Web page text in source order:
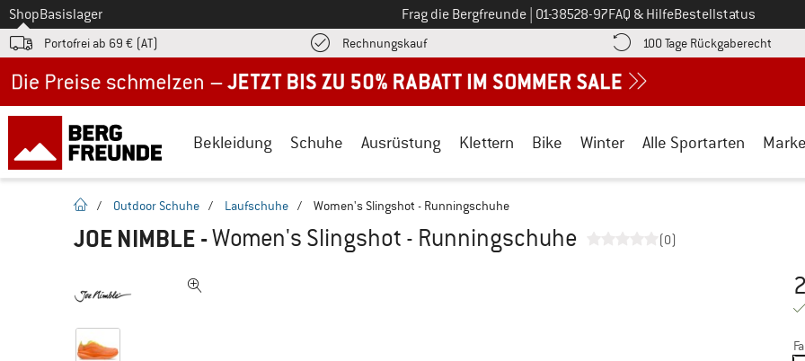
Zum
ShopBasislager Frag die Bergfreunde Ruf uns an unter
01-38528-97FAQ & HilfeBestellstatus
Portofrei ab 69 € (AT) RechnungskaufFinde die Zahlungs-Infos hier! Öffnet sich in einer Infobox
100 Tage Rückgaberecht
Bekleidung Schuhe Ausrüstung Klettern Bike Winter Alle Sportarten
Startseite
/ Outdoor Schuhe / Laufschuhe / Women's Slingshot - Runningschuhe
JOE NIMBLE -Women's Slingshot - Runningschuhe (0)